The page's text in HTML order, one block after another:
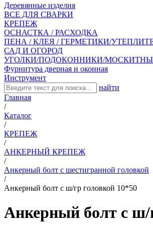
Деревянные изделия
ВСЕ ДЛЯ СВАРКИ
КРЕПЕЖ
ОСНАСТКА / РАСХОДКА
ПЕНА / КЛЕЯ / ГЕРМЕТИКИ/
САД И ОГОРОД
УГОЛКИ/ПОДОКОННИКИ/
Фурнитура дверная и оконная
Инструмент
найти
Главная
/
Каталог
/
КРЕПЕЖ
/
АНКЕРНЫЙ КРЕПЕЖ
/
Анкерный болт с шестигранной головкой
/
Анкерный болт с ш/гр головкой 10*50
Анкерный болт с ш/